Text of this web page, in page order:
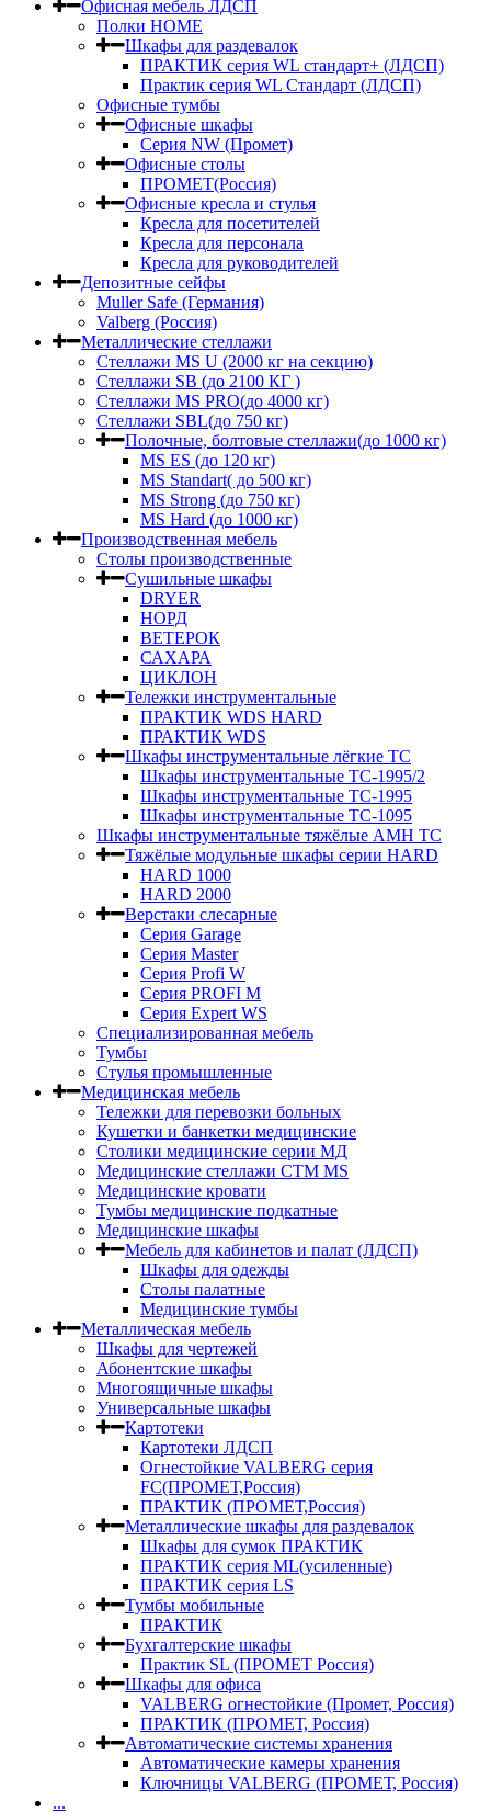
Офисная мебель ЛДСП
Полки HOME
Шкафы для раздевалок
ПРАКТИК серия WL стандарт+ (ЛДСП)
Практик серия WL Стандарт (ЛДСП)
Офисные тумбы
Офисные шкафы
Серия NW (Промет)
Офисные столы
ПРОМЕТ(Россия)
Офисные кресла и стулья
Кресла для посетителей
Кресла для персонала
Кресла для руководителей
Депозитные сейфы
Muller Safe (Германия)
Valberg (Россия)
Металлические стеллажи
Стеллажи MS U (2000 кг на секцию)
Стеллажи SB (до 2100 КГ )
Стеллажи MS PRO(до 4000 кг)
Стеллажи SBL(до 750 кг)
Полочные, болтовые стеллажи(до 1000 кг)
MS ES (до 120 кг)
MS Standart( до 500 кг)
MS Strong (до 750 кг)
MS Hard (до 1000 кг)
Производственная мебель
Столы производственные
Сушильные шкафы
DRYER
НОРД
ВЕТЕРОК
САХАРА
ЦИКЛОН
Тележки инструментальные
ПРАКТИК WDS HARD
ПРАКТИК WDS
Шкафы инструментальные лёгкие ТС
Шкафы инструментальные ТС-1995/2
Шкафы инструментальные TC-1995
Шкафы инструментальные TC-1095
Шкафы инструментальные тяжёлые AMH TC
Тяжёлые модульные шкафы серии HARD
HARD 1000
HARD 2000
Верстаки слесарные
Серия Garage
Серия Master
Серия Profi W
Серия PROFI M
Серия Expert WS
Специализированная мебель
Тумбы
Стулья промышленные
Медицинская мебель
Тележки для перевозки больных
Кушетки и банкетки медицинские
Столики медицинские серии МД
Медицинские стеллажи СТМ MS
Медицинские кровати
Тумбы медицинские подкатные
Медицинские шкафы
Мебель для кабинетов и палат (ЛДСП)
Шкафы для одежды
Столы палатные
Медицинские тумбы
Металлическая мебель
Шкафы для чертежей
Абонентские шкафы
Многоящичные шкафы
Универсальные шкафы
Картотеки
Картотеки ЛДСП
Огнестойкие VALBERG серия
FC(ПРОМЕТ,Россия)
ПРАКТИК (ПРОМЕТ,Россия)
Металлические шкафы для раздевалок
Шкафы для сумок ПРАКТИК
ПРАКТИК серия ML(усиленные)
ПРАКТИК серия LS
Тумбы мобильные
ПРАКТИК
Бухгалтерские шкафы
Практик SL (ПРОМЕТ Россия)
Шкафы для офиса
VALBERG огнестойкие (Промет, Россия)
ПРАКТИК (ПРОМЕТ, Россия)
Автоматические системы хранения
Автоматические камеры хранения
Ключницы VALBERG (ПРОМЕТ, Россия)
...